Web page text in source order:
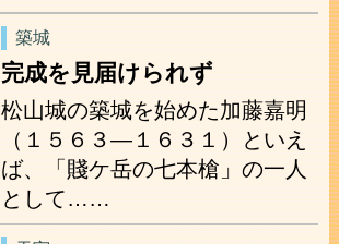
築城
完成を見届けられず
松山城の築城を始めた加藤嘉明
（１５６３―１６３１）といえ
ば、「賤ケ岳の七本槍」の一人
として……